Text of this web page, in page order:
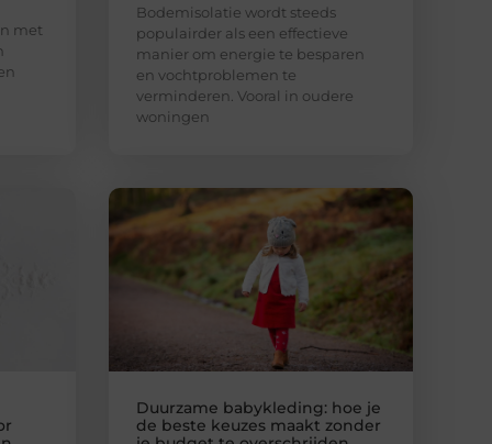
met
Bodemisolatie wordt steeds
populairder als een effectieve
manier om energie te besparen
en vochtproblemen te
verminderen. Vooral in oudere
woningen
Duurzame babykleding: hoe je
de beste keuzes maakt zonder